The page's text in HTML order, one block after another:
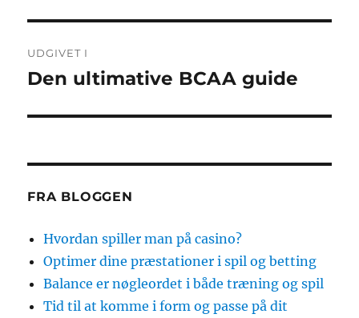
UDGIVET I
Den ultimative BCAA guide
FRA BLOGGEN
Hvordan spiller man på casino?
Optimer dine præstationer i spil og betting
Balance er nøgleordet i både træning og spil
Tid til at komme i form og passe på dit